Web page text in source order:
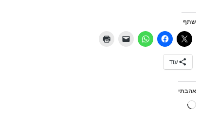
שגויה)
שתף
עוד
אהבתי
טוען...